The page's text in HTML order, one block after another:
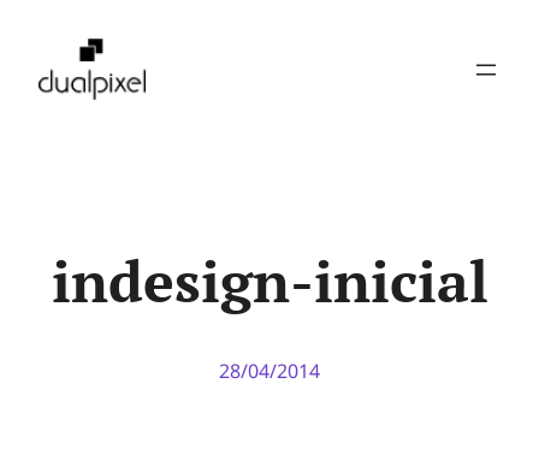
indesign-inicial
28/04/2014